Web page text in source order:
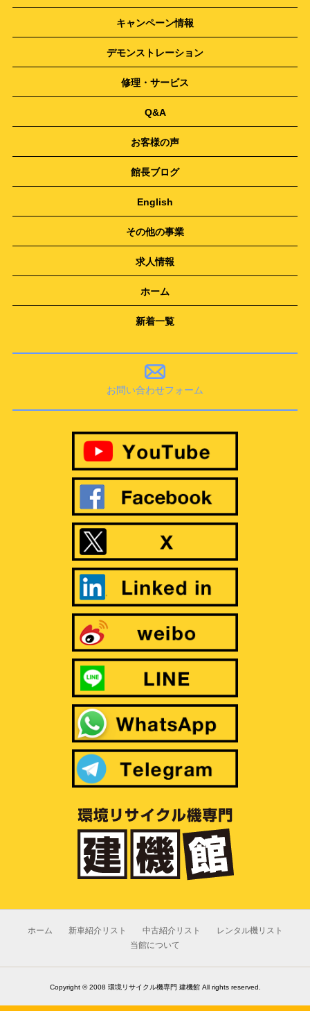
キャンペーン情報
デモンストレーション
修理・サービス
Q&A
お客様の声
館長ブログ
English
その他の事業
求人情報
ホーム
新着一覧
お問い合わせフォーム
ホーム 新車紹介リスト 中古紹介リスト
レンタル機リスト
当館について
Copyright ©2008 環境リサイクル機専門 建機館All rights reserved.